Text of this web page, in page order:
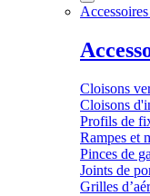
Cloisons
Cloisons
Profils de
Rampes et
Pinces de
Joints de
Grilles